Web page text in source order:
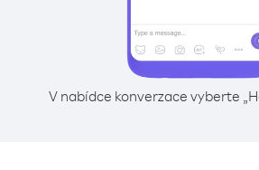
V nabídce konverzace vyberte